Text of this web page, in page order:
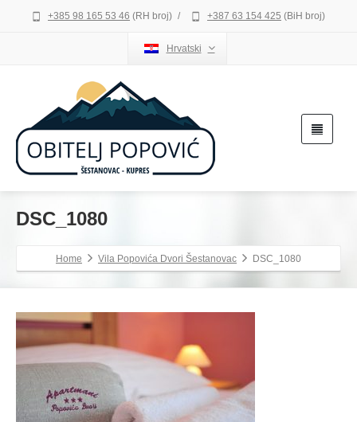
+385 98 165 53 46 (RH broj) / +387 63 154 425 (BiH broj)
Hrvatski
DSC_1080
Home Vila Popovića Dvori Šestanovac DSC_1080